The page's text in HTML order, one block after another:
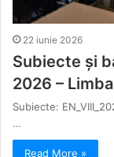
22 iunie 2026
Subiecte și
2026 –
Subiecte:
…
Read More »